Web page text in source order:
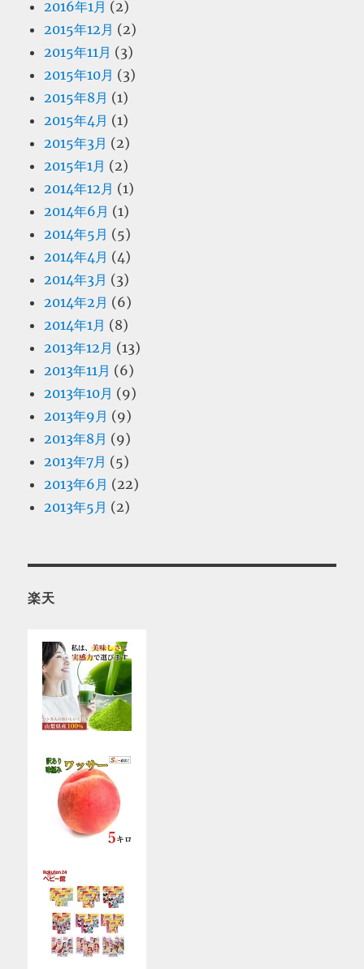
2016年1月 (2)
2015年12月 (2)
2015年11月 (3)
2015年10月 (3)
2015年8月 (1)
2015年4月 (1)
2015年3月 (2)
2015年1月 (2)
2014年12月 (1)
2014年6月 (1)
2014年5月 (5)
2014年4月 (4)
2014年3月 (3)
2014年2月 (6)
2014年1月 (8)
2013年12月 (13)
2013年11月 (6)
2013年10月 (9)
2013年9月 (9)
2013年8月 (9)
2013年7月 (5)
2013年6月 (22)
2013年5月 (2)
楽天